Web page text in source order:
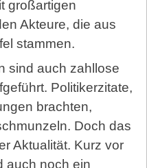
großartigen
Akteure, die aus
stammen.
sind auch zahllose
Politikerzitate,
brachten,
Doch das
Aktualität. Kurz vor
auch noch ein